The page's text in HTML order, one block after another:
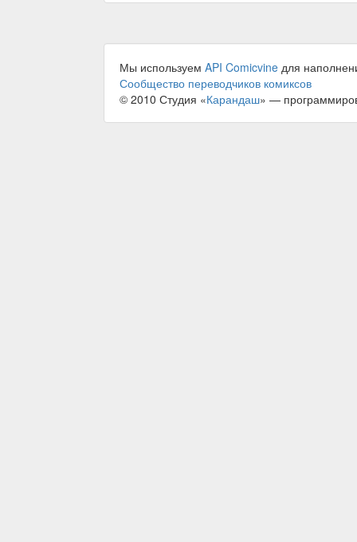
Мы используем API Comicvine для
Сообщество переводчиков комиксов
© 2010 Студия «Карандаш» —